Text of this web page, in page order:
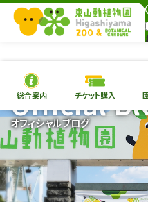
総合案内 チケット購入
オフィシャルブログ
Official